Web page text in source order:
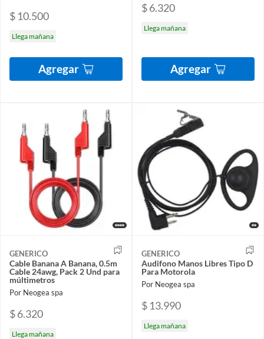
$ 10.500
Llega mañana
Agregar
$ 6.320
Llega mañana
Agregar
GENERICO
Cable Banana A Banana, 0.5m
Cable 24awg, Pack 2 Und para
múltimetros
Por Neogea spa
$ 6.320
Llega mañana
GENERICO
Audifono Manos Libres Tipo D
Para Motorola
Por Neogea spa
$ 13.990
Llega mañana